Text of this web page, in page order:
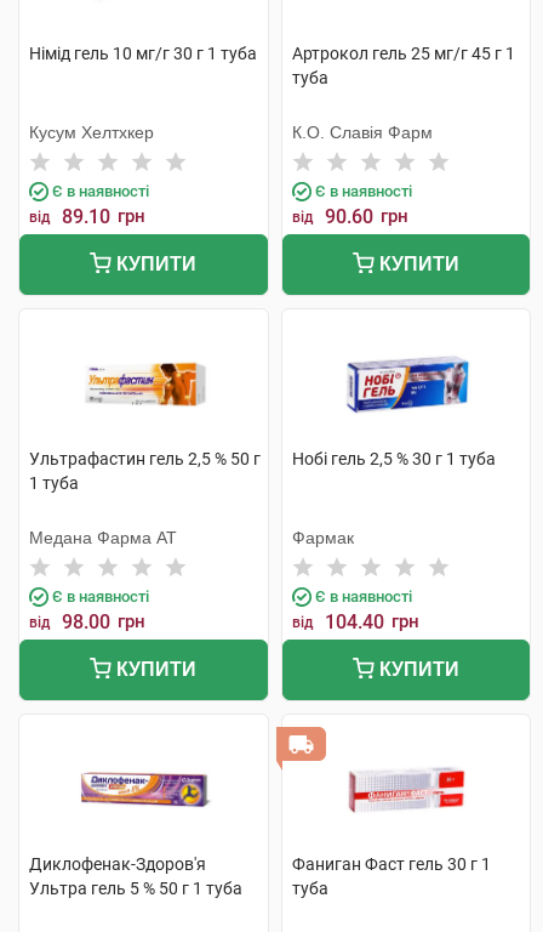
Німід гель 10 мг/г 30 г 1 туба
Кусум Хелтхкер
Є в наявності
від 89.10 грн
КУПИТИ
Артрокол гель 25 мг/г 45 г 1
туба
К.О. Славія Фарм
Є в наявності
від 90.60 грн
КУПИТИ
Ультрафастин гель 2,5 % 50 г
1 туба
Медана Фарма АТ
Є в наявності
від 98.00 грн
КУПИТИ
Нобі гель 2,5 % 30 г 1 туба
Фармак
Є в наявності
від 104.40 грн
КУПИТИ
Диклофенак-Здоров'я
Ультра гель 5 % 50 г 1 туба
Фаниган Фаст гель 30 г 1
туба